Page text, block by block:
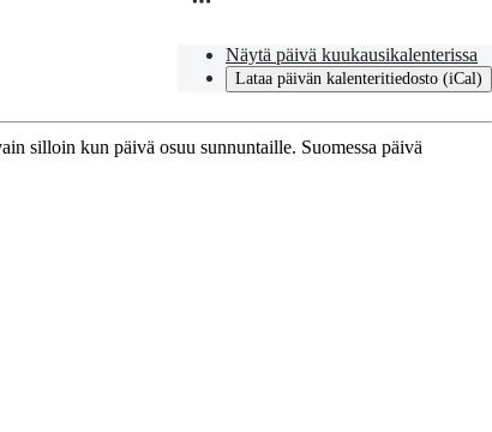
Näytä päivä kuukausikalenterissa
Lataa päivän kalenteritiedosto (iCal)
silloin kun päivä osuu sunnuntaille. Suomessa päivä